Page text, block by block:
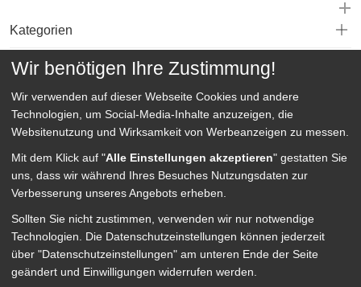
Kategorien
Wir benötigen Ihre Zustimmung!
Wir verwenden auf dieser Webseite Cookies und andere
Technologien, um Social-Media-Inhalte anzuzeigen, die
Websitenutzung und Wirksamkeit von Werbeanzeigen zu messen.
Mit dem Klick auf "Alle Einstellungen akzeptieren" gestatten Sie
uns, dass wir während Ihres Besuches Nutzungsdaten zur
Verbesserung unseres Angebots erheben.
Sollten Sie nicht zustimmen, verwenden wir nur notwendige
Technologien.
Die Datenschutzeinstellungen können jederzeit
über "Datenschutzeinstellungen" am unteren Ende der Seite
geändert und Einwilligungen widerrufen werden.